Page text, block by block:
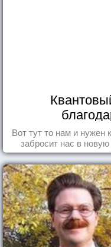
Вот тут то нам и нужен
забросит нас в